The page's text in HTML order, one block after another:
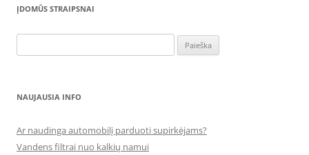
ĮDOMŪS STRAIPSNAI
NAUJAUSIA INFO
Ar naudinga automobilį parduoti supirkėjams?
Vandens filtrai nuo kalkių namui